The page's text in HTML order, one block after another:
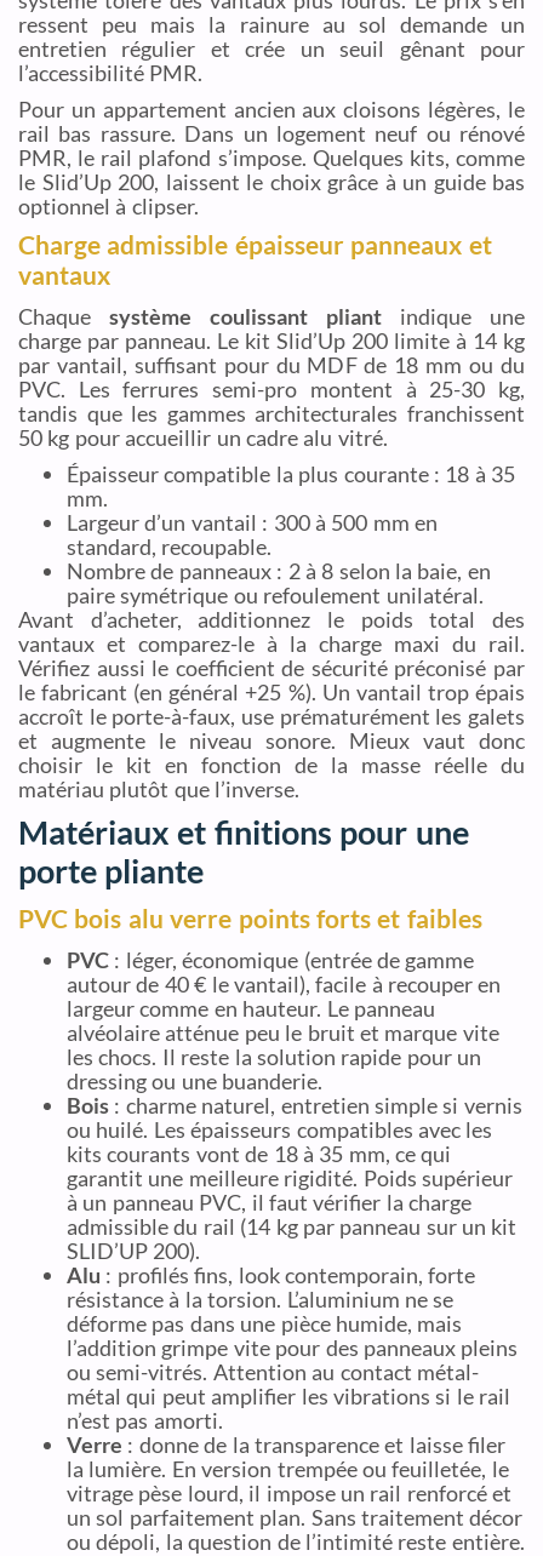
ressent peu mais la rainure au sol demande un
entretien régulier et crée un seuil gênant pour
l’accessibilité PMR.
Pour un appartement ancien aux cloisons légères, le
rail bas rassure. Dans un logement neuf ou rénové
PMR, le rail plafond s’impose. Quelques kits, comme
le Slid’Up 200, laissent le choix grâce à un guide bas
optionnel à clipser.
Charge admissible épaisseur panneaux et
vantaux
Chaque système coulissant pliant indique une
charge par panneau. Le kit Slid’Up 200 limite à 14 kg
par vantail, suffisant pour du MDF de 18 mm ou du
PVC. Les ferrures semi-pro montent à 25-30 kg,
tandis que les gammes architecturales franchissent
50 kg pour accueillir un cadre alu vitré.
Épaisseur compatible la plus courante : 18 à 35
mm.
Largeur d’un vantail : 300 à 500 mm en
standard, recoupable.
Nombre de panneaux : 2 à 8 selon la baie, en
paire symétrique ou refoulement unilatéral.
Avant d’acheter, additionnez le poids total des
vantaux et comparez-le à la charge maxi du rail.
Vérifiez aussi le coefficient de sécurité préconisé par
le fabricant (en général +25 %). Un vantail trop épais
accroît le porte-à-faux, use prématurément les galets
et augmente le niveau sonore. Mieux vaut donc
choisir le kit en fonction de la masse réelle du
matériau plutôt que l’inverse.
Matériaux et finitions pour une
porte pliante
PVC bois alu verre points forts et faibles
PVC : léger, économique (entrée de gamme
autour de 40 € le vantail), facile à recouper en
largeur comme en hauteur. Le panneau
alvéolaire atténue peu le bruit et marque vite
les chocs. Il reste la solution rapide pour un
dressing ou une buanderie.
Bois : charme naturel, entretien simple si vernis
ou huilé. Les épaisseurs compatibles avec les
kits courants vont de 18 à 35 mm, ce qui
garantit une meilleure rigidité. Poids supérieur
à un panneau PVC, il faut vérifier la charge
admissible du rail (14 kg par panneau sur un kit
SLID’UP 200).
Alu : profilés fins, look contemporain, forte
résistance à la torsion. L’aluminium ne se
déforme pas dans une pièce humide, mais
l’addition grimpe vite pour des panneaux pleins
ou semi-vitrés. Attention au contact métal-
métal qui peut amplifier les vibrations si le rail
n’est pas amorti.
Verre : donne de la transparence et laisse filer
la lumière. En version trempée ou feuilletée, le
vitrage pèse lourd, il impose un rail renforcé et
un sol parfaitement plan. Sans traitement décor
ou dépoli, la question de l’intimité reste entière.